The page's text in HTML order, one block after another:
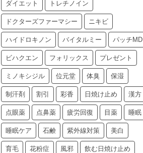
ダイエット トレチノイン
ドクターズファーマシー ニキビ
ハイドロキノン バイタルミー パッチMD
ビハクエン フォリックス プレゼント
ミノキシジル 位元堂 体臭 保湿
制汗剤 割引 彩香 日焼け止め 漢方
点眼薬 点鼻薬 疲労回復 目薬 睡眠
睡眠ケア 石鹸 紫外線対策 美白
育毛 花粉症 風邪 飲む日焼け止め